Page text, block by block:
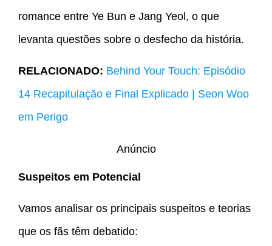
romance entre Ye Bun e Jang Yeol, o que
levanta questões sobre o desfecho da história.
RELACIONADO: Behind Your Touch: Episódio
14 Recapitulação e Final Explicado | Seon Woo
em Perigo
Anúncio
Suspeitos em Potencial
Vamos analisar os principais suspeitos e teorias
que os fãs têm debatido: